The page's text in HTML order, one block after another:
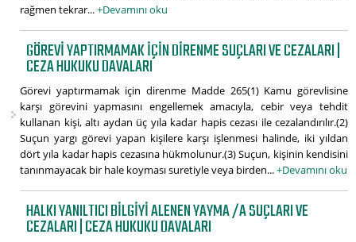
rağmen tekrar...+Devamını oku
GÖREVI YAPTIRMAMAK IÇIN DIRENME SUÇLARI VE CEZALARI |
CEZA HUKUKU DAVALARI
Görevi yaptırmamak için direnme Madde 265(1) Kamu görevlisine
karşı görevini yapmasını engellemek amacıyla, cebir veya tehdit
kullanan kişi, altı aydan üç yıla kadar hapis cezası ile cezalandırılır.(2)
Suçun yargı görevi yapan kişilere karşı işlenmesi halinde, iki yıldan
dört yıla kadar hapis cezasına hükmolunur.(3) Suçun, kişinin kendisini
tanınmayacak bir hale koyması suretiyle veya birden...+Devamını oku
HALKI YANILTICI BILGIYI ALENEN YAYMA /A SUÇLARI VE
CEZALARI | CEZA HUKUKU DAVALARI